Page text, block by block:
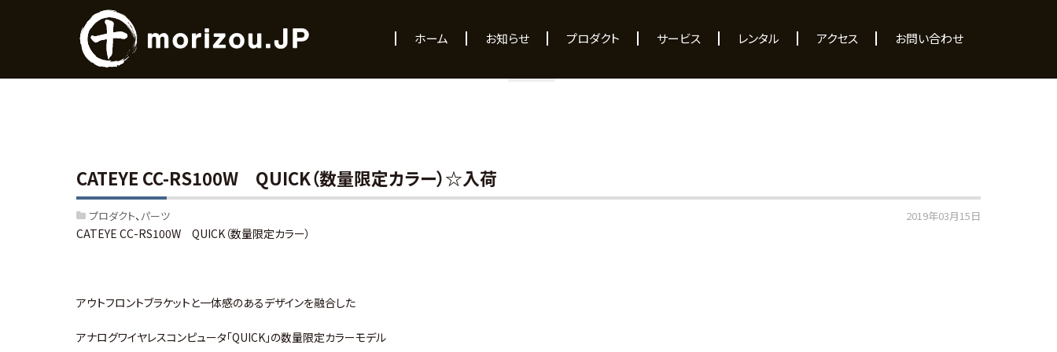
ホーム お知らせ プロダクト サービス レンタル アクセス お問い合わせ
NEWS
CATEYE CC-RS100W QUICK（数量限定カラー）☆入荷
プロダクト パーツ 2019年03月15日
CATEYE CC-RS100W QUICK（数量限定カラー）
アウトフロントブラケットと一体感のあるデザインを融合した
アナログワイヤレスコンピュータ「QUICK」の数量限定カラーモデル